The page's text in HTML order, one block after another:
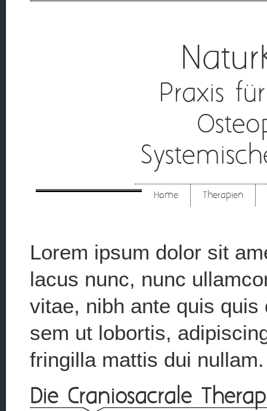
Praxis
Home Therapien
Lorem ipsum dolor sit
lacus nunc, nunc
vitae, nibh ante quis
sem ut lobortis,
fringilla mattis dui
Die Craniosacrale